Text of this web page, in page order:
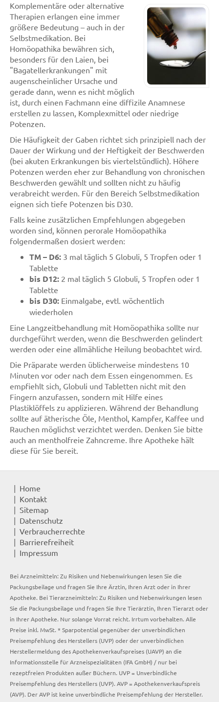
Komplementäre oder alternative
Therapien erlangen eine immer
größere Bedeutung – auch in der
Selbstmedikation. Bei
Homöopathika bewähren sich,
besonders für den Laien, bei
"Bagatellerkrankungen" mit
augenscheinlicher Ursache und
gerade dann, wenn es nicht möglich
ist, durch einen Fachmann eine diffizile Anamnese
erstellen zu lassen, Komplexmittel oder niedrige
Potenzen.
Die Häufigkeit der Gaben richtet sich prinzipiell nach der
Dauer der Wirkung und der Heftigkeit der Beschwerden
(bei akuten Erkrankungen bis viertelstündlich). Höhere
Potenzen werden eher zur Behandlung von chronischen
Beschwerden gewählt und sollten nicht zu häufig
verabreicht werden. Für den Bereich Selbstmedikation
eignen sich tiefe Potenzen bis D30.
Falls keine zusätzlichen Empfehlungen abgegeben
worden sind, können perorale Homöopathika
folgendermaßen dosiert werden:
TM – D6: 3 mal täglich 5 Globuli, 5 Tropfen oder 1
Tablette
bis D12: 2 mal täglich 5 Globuli, 5 Tropfen oder 1
Tablette
bis D30: Einmalgabe, evtl. wöchentlich
wiederholen
Eine Langzeitbehandlung mit Homöopathika sollte nur
durchgeführt werden, wenn die Beschwerden gelindert
werden oder eine allmähliche Heilung beobachtet wird.
Die Präparate werden üblicherweise mindestens 10
Minuten vor oder nach dem Essen eingenommen. Es
empfiehlt sich, Globuli und Tabletten nicht mit den
Fingern anzufassen, sondern mit Hilfe eines
Plastiklöffels zu applizieren. Während der Behandlung
sollte auf ätherische Öle, Menthol, Kampfer, Kaffee und
Rauchen möglichst verzichtet werden. Denken Sie bitte
auch an mentholfreie Zahncreme. Ihre Apotheke hält
diese für Sie bereit.
Home
Kontakt
Sitemap
Datenschutz
Verbraucherrechte
Barrierefreiheit
Impressum
Bei Arzneimitteln: Zu Risiken und Nebenwirkungen lesen Sie die
Packungsbeilage und fragen Sie Ihre Ärztin, Ihren Arzt oder in Ihrer
Apotheke. Bei Tierarzneimitteln: Zu Risiken und Nebenwirkungen lesen
Sie die Packungsbeilage und fragen Sie Ihre Tierärztin, Ihren Tierarzt oder
in Ihrer Apotheke. Nur solange Vorrat reicht. Irrtum vorbehalten. Alle
Preise inkl. MwSt. * Sparpotential gegenüber der unverbindlichen
Preisempfehlung des Herstellers (UVP) oder der unverbindlichen
Herstellermeldung des Apothekenverkaufspreises (UAVP) an die
Informationsstelle für Arzneispezialitäten (IFA GmbH) / nur bei
rezeptfreien Produkten außer Büchern. UVP = Unverbindliche
Preisempfehlung des Herstellers (UVP). AVP = Apothekenverkaufspreis
(AVP). Der AVP ist keine unverbindliche Preisempfehlung der Hersteller.